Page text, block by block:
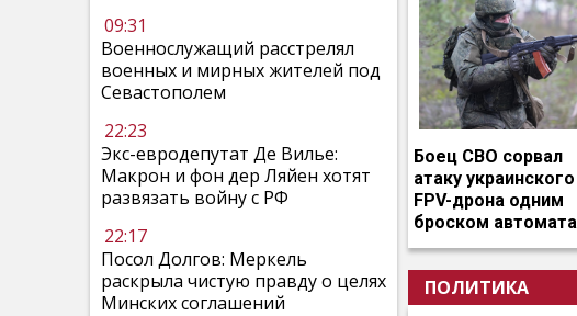
09:31
Военнослужащий расстрелял
военных и мирных жителей под
Севастополем
22:23
Экс-евродепутат Де Вилье:
Макрон и фон дер Ляйен хотят
развязать войну с РФ
22:17
Посол Долгов: Меркель
раскрыла чистую правду о целях
Минских соглашений
Боец СВО сорвал
атаку украинского
FPV-дрона одним
броском автомата
ПОЛИТИКА